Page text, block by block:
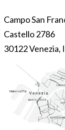
Campo San
Castello 2786
30122 Venezia,